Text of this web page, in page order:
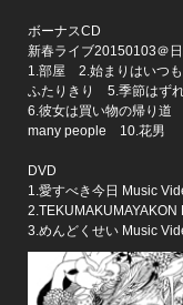
ボーナスCD
新春ライブ20150103＠
1.部屋 2.始まりはいつ
ふたりきり 5.季節はず
6.彼女は買い物の帰り
many people 10.花男
DVD
1.愛すべき今日 Music
2.TEKUMAKUMAYAKON
3.めんどくせい Music